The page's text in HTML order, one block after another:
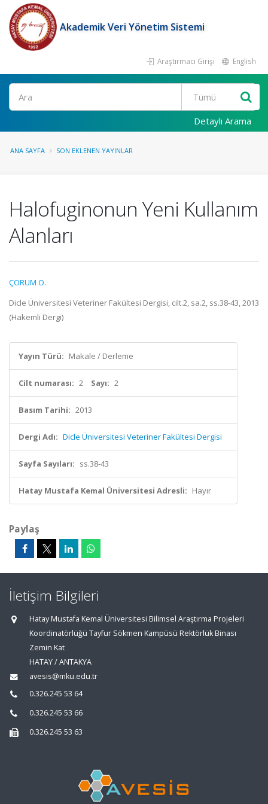
Akademik Veri Yönetim Sistemi
Araştırmacı Girişi English
Ara
Detaylı Arama
ANA SAYFA SON EKLENEN YAYINLAR
Halofuginonun Yeni Kullanım
Alanları
ÇORUM O.
Dicle Üniversitesi Veteriner Fakültesi Dergisi, cilt.2, sa.2, ss.38-43, 2013
(Hakemli Dergi)
Yayın Türü: Makale / Derleme
Cilt numarası: 2 Sayı: 2
Basım Tarihi: 2013
Dergi Adı: Dicle Üniversitesi Veteriner Fakültesi Dergisi
Sayfa Sayıları: ss.38-43
Hatay Mustafa Kemal Üniversitesi Adresli: Hayır
Paylaş
İletişim Bilgileri
Hatay Mustafa Kemal Üniversitesi Bilimsel Araştırma Projeleri
Koordinatörlüğü Tayfur Sökmen Kampüsü Rektörlük Binası
Zemin Kat
HATAY / ANTAKYA
avesis@mku.edu.tr
0.326.245 53 64
0.326.245 53 66
0.326.245 53 63